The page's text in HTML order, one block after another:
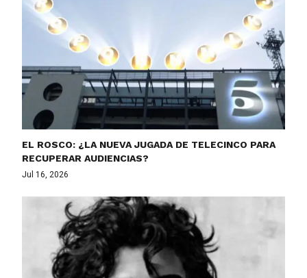
EL ROSCO: ¿LA NUEVA JUGADA DE TELECINCO PARA
RECUPERAR AUDIENCIAS?
Jul 16, 2026